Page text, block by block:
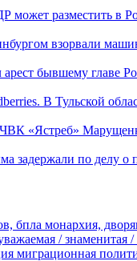
может разместить в
взорвали
бывшему главе
В Тульской
«Ястреб»
задержали по делу о
бпла монархия,
/ знаменитая /
миграционная